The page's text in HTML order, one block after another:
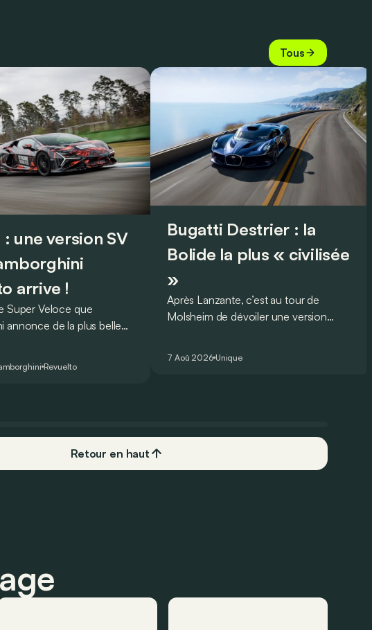
Tous
une version SV
arrive !
Super Veloce que
annonce de la plus belle
!
Revuelto
Bugatti Destrier : la
Bolide la plus « civilisée
»
Après Lanzante, c’est au tour de
Molsheim de dévoiler une version
7 Aoû 2026 Unique
Retour en haut